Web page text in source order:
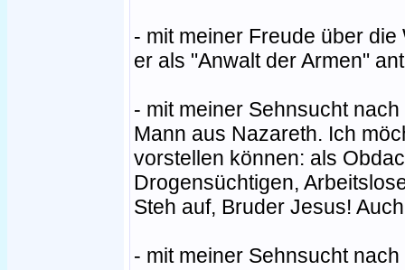
- mit meiner Freude über
er als "Anwalt der Armen"
- mit meiner Sehnsucht
Mann aus Nazareth. Ich
vorstellen können: als
Drogensüchtigen,
Steh auf, Bruder Jesus!
- mit meiner Sehnsucht